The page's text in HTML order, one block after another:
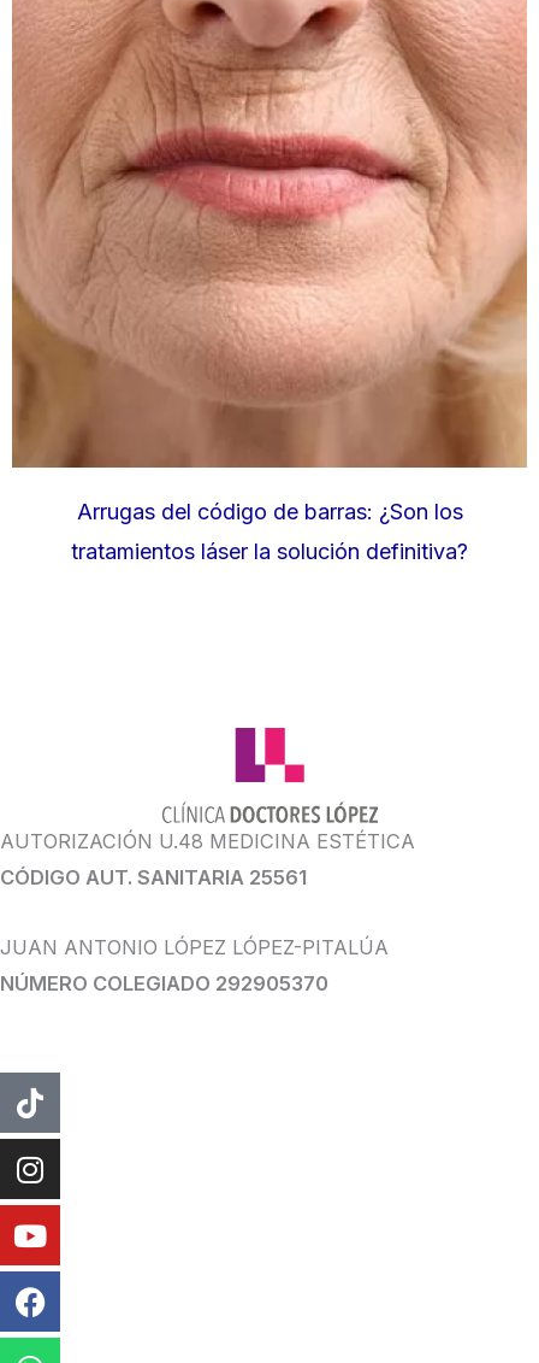
Arrugas del código de barras: ¿Son los
tratamientos láser la solución definitiva?
AUTORIZACIÓN U.48 MEDICINA ESTÉTICA
CÓDIGO AUT. SANITARIA 25561
JUAN ANTONIO LÓPEZ LÓPEZ-PITALÚA
NÚMERO COLEGIADO 292905370
Tiktok
Instagram
Youtube
Facebook
Whatsapp